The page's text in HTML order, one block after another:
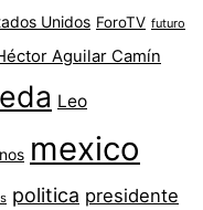
Unidos ForoTV futuro
Aguilar Camín
Leo
mexico
politica presidente